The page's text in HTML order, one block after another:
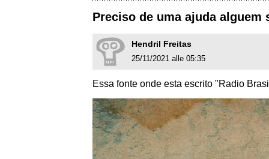
Preciso de uma ajuda alguem
Hendril Freitas
25/11/2021 alle 05:35
Essa fonte onde esta escrito "Radio